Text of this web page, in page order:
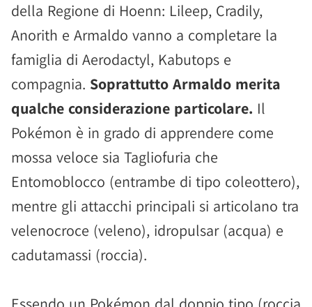
della Regione di Hoenn: Lileep, Cradily,
Anorith e Armaldo vanno a completare la
famiglia di Aerodactyl, Kabutops e
compagnia. Soprattutto Armaldo merita
qualche considerazione particolare. Il
Pokémon è in grado di apprendere come
mossa veloce sia Tagliofuria che
Entomoblocco (entrambe di tipo coleottero),
mentre gli attacchi principali si articolano tra
velenocroce (veleno), idropulsar (acqua) e
cadutamassi (roccia).